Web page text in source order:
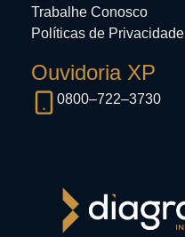
Ouvidoria XP
0800–722–3730
Trabalhe Conosco
Políticas de Privacidade